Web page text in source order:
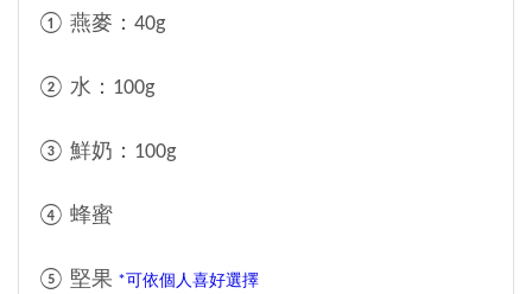
① 燕麥：40g
② 水：100g
③ 鮮奶：100g
④ 蜂蜜
⑤ 堅果 *可依個人喜好選擇